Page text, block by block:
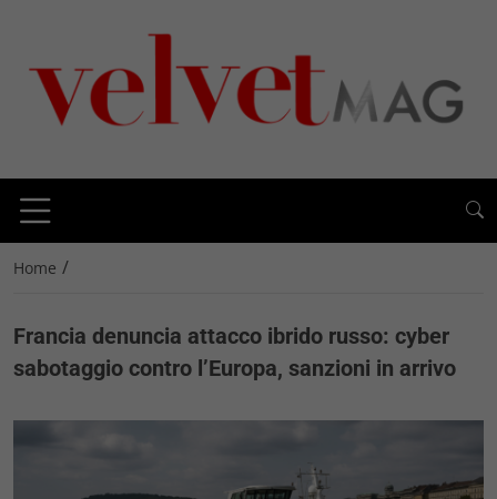
Home /
Francia denuncia attacco ibrido russo: cyber
sabotaggio contro l’Europa, sanzioni in arrivo